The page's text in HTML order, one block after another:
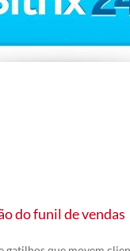
do funil de vendas